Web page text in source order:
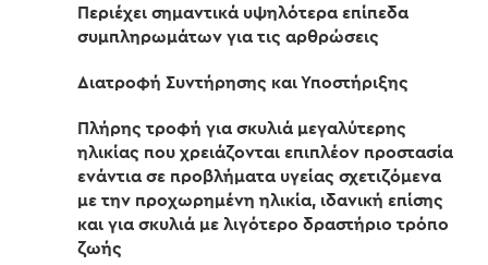
Περιέχει σημαντικά υψηλότερα επίπεδα
συμπληρωμάτων για τις αρθρώσεις
Διατροφή Συντήρησης και Υποστήριξης
Πλήρης τροφή για σκυλιά μεγαλύτερης
ηλικίας που χρειάζονται επιπλέον προστασία
ενάντια σε προβλήματα υγείας σχετιζόμενα
με την προχωρημένη ηλικία, ιδανική επίσης
και για σκυλιά με λιγότερο δραστήριο τρόπο
ζωής